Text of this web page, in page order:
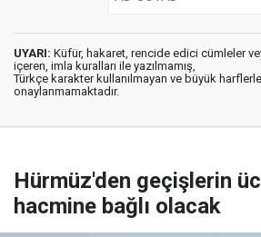
UYARI: Küfür, hakaret, rencide edici cümleler
içeren, imla kuralları ile yazılmamış,
Türkçe karakter kullanılmayan ve büyük
onaylanmamaktadır.
Hürmüz'den geçişlerin
hacmine bağlı olacak